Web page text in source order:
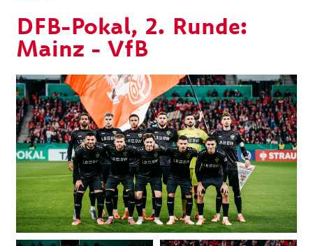
DFB-Pokal, 2. Runde:
Mainz - VfB